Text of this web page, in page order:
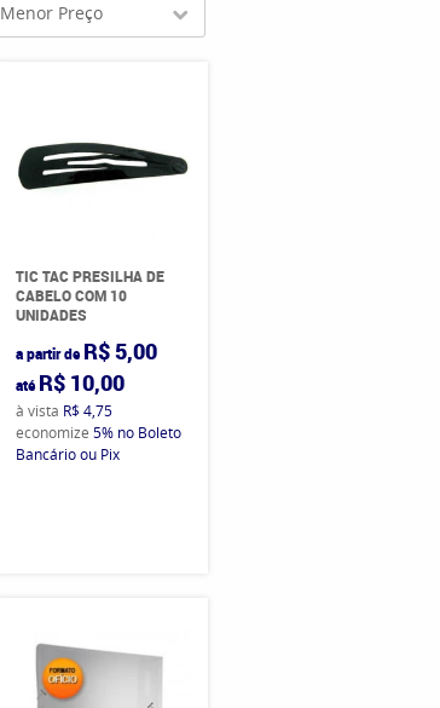
Menor Preço
TIC TAC PRESILHA DE
CABELO COM 10
UNIDADES
a partir de R$ 5,00
até R$ 10,00
à vista R$ 4,75
economize5% no Boleto
Bancário ou Pix